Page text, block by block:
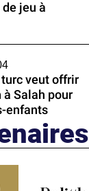
jeu à
veut offrir
à Salah pour
enfants